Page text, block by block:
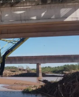
Las
consumidores
o conducir sin
amplió su
combinándose